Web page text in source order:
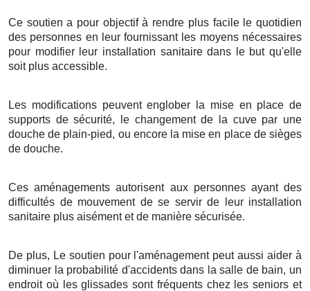
Ce soutien a pour objectif à rendre plus facile le quotidien
des personnes en leur fournissant les moyens nécessaires
pour modifier leur installation sanitaire dans le but qu'elle
soit plus accessible.
Les modifications peuvent englober la mise en place de
supports de sécurité, le changement de la cuve par une
douche de plain-pied, ou encore la mise en place de sièges
de douche.
Ces aménagements autorisent aux personnes ayant des
difficultés de mouvement de se servir de leur installation
sanitaire plus aisément et de manière sécurisée.
De plus, Le soutien pour l'aménagement peut aussi aider à
diminuer la probabilité d'accidents dans la salle de bain, un
endroit où les glissades sont fréquents chez les seniors et